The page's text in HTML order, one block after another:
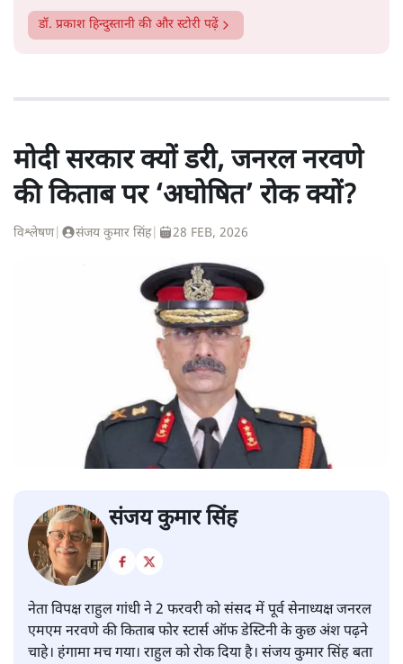
डॉ. प्रकाश हिन्दुस्तानी की और स्टोरी पढ़ें
मोदी सरकार क्यों डरी, जनरल नरवणे
की किताब पर ‘अघोषित’ रोक क्यों?
विश्लेषण| संजय कुमार सिंह| 28 FEB, 2026
संजय कुमार सिंह
नेता विपक्ष राहुल गांधी ने 2 फरवरी को संसद में पूर्व सेनाध्यक्ष जनरल
एमएम नरवणे की किताब फोर स्टार्स ऑफ डेस्टिनी के कुछ अंश पढ़ने
चाहे। हंगामा मच गया। राहुल को रोक दिया है। संजय कुमार सिंह बता